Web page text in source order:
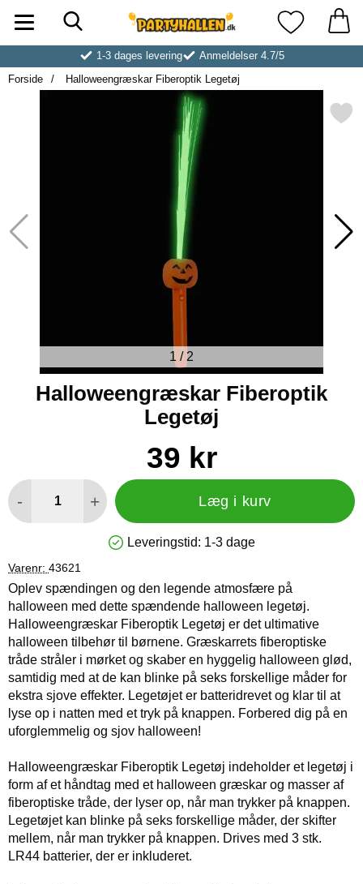
Startside for Partyhallen AB Mine
1-3 dages levering
Anmeldelser 4.7/5
Forside
Halloweengræskar Fiberoptik Legetøj
Markér halloweengræskar
1 / 2
Halloweengræskar Fiberoptik
Legetøj
Køb dette produkt Halloweengræskar Fiberoptik Legetøj
pris
39 kr
- + Læg i kurv
Produkttilgængelighed: På lager
Leveringstid: 1-3 dage
Varenr: 43621
Oplev spændingen og den legende atmosfære på
halloween med dette spændende halloween legetøj.
Halloweengræskar Fiberoptik Legetøj er det ultimative
halloween tilbehør til børnene. Græskarrets fiberoptiske
tråde stråler i mørket og skaber en hyggelig halloween glød,
samtidig med at de kan blinke på seks forskellige måder for
ekstra sjove effekter. Legetøjet er batteridrevet og klar til at
lyse op i natten med et tryk på knappen. Forbered dig på en
uforglemmelig og sjov halloween!
Halloweengræskar Fiberoptik Legetøj indeholder et legetøj i
form af et håndtag med et halloween græskar og masser af
fiberoptiske tråde, der lyser op, når man trykker på knappen.
Legetøjet kan blinke på seks forskellige måder, der skifter
mellem, når man trykker på knappen. Drives med 3 stk.
LR44 batterier, der er inkluderet.